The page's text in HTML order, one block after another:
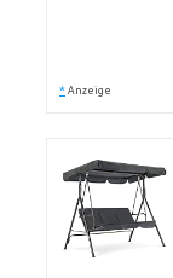
* Anzeige